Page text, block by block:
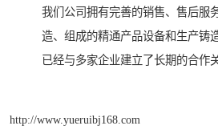
我们公司拥有完善的销售、售后服
造、组成的精通产品设备和生产铸
已经与多家企业建立了长期的合作关
http://www.yueruibj168.com